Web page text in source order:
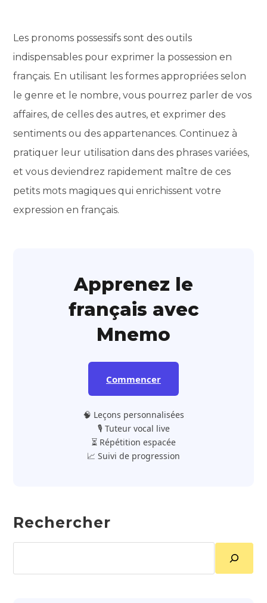
Les pronoms possessifs sont des outils
indispensables pour exprimer la possession en
français. En utilisant les formes appropriées selon
le genre et le nombre, vous pourrez parler de vos
affaires, de celles des autres, et exprimer des
sentiments ou des appartenances. Continuez à
pratiquer leur utilisation dans des phrases variées,
et vous deviendrez rapidement maître de ces
petits mots magiques qui enrichissent votre
expression en français.
Apprenez le
français avec
Mnemo
Commencer
🧠 Leçons personnalisées
🎙️ Tuteur vocal live
⏳ Répétition espacée
📈 Suivi de progression
Rechercher